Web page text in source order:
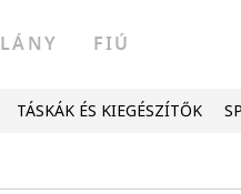
LÁNY FIÚ
TÁSKÁK ÉS KIEGÉSZÍTŐK